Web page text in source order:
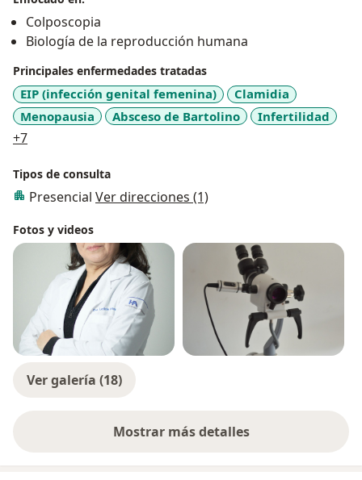
especialistas en cardiología funcional, nutrición clínica
y medicina estética para darte una atención que
conecta todas las piezas.
Colposcopia
Biología de la reproducción humana
Principales enfermedades tratadas
EIP (infección genital femenina)
Clamidia
Menopausia
Absceso de Bartolino Infertilidad
+7a11y_sr_more_diseases
Tipos de consulta
Presencial Ver direcciones (1)
Fotos y videos
Ver galería (18)
Mostrar más detalles
sobre la experiencia